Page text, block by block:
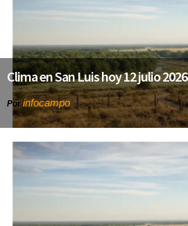
Clima en San Luis hoy 12 julio 2026
Porinfocampo